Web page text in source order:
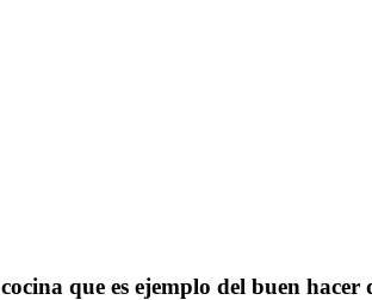
que es ejemplo del buen hacer